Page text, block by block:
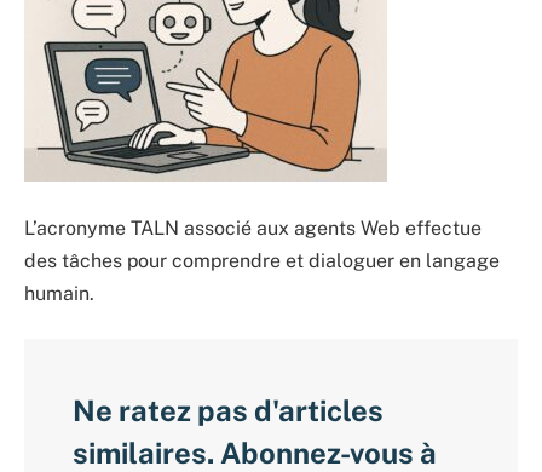
L’acronyme TALN associé aux agents Web effectue
des tâches pour comprendre et dialoguer en langage
humain.
Ne ratez pas d'articles
similaires. Abonnez-vous à